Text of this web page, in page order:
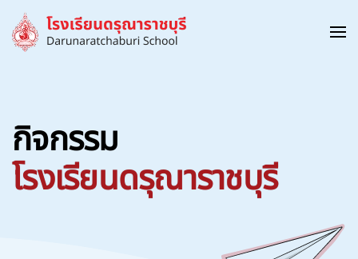
Skip to main content
กิจกรรม
โรงเรียนดรุณาราชบุรี